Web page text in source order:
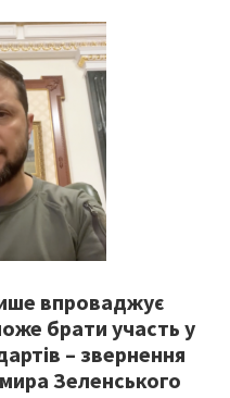
впроваджує
брати участь у
– звернення
Зеленського